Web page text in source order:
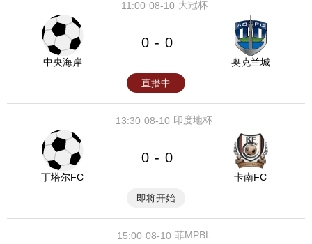
08-10
11:00 大冠杯
中央海岸
0 - 0
奥克兰城
直播中
08-10
13:30 印度地杯
丁塔尔FC
0 - 0
卡南FC
即将开始
08-10
15:00 菲MPBL